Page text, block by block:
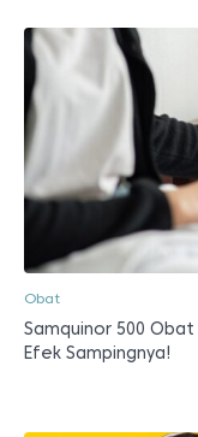
Obat
Samquinor 500
Efek Sampingnya!